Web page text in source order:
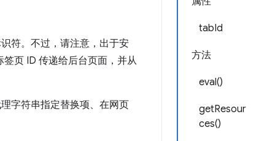
tabId
方法
eval()
getResour
ces()
符。不过，请注意，出于安
页 ID 传递给后台页面，并从
字符串指定替换项、在网页